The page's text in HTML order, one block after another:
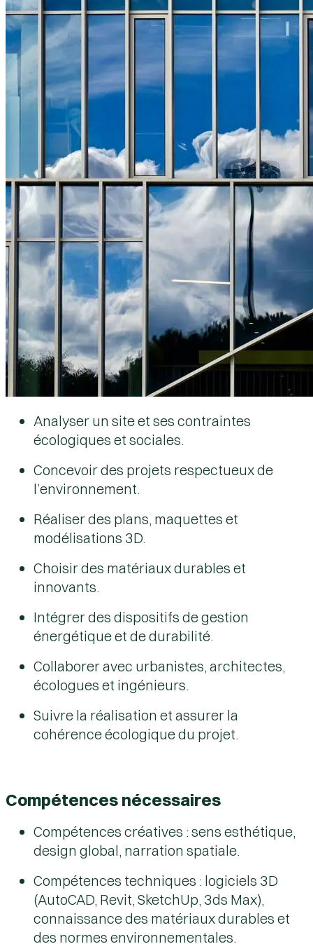
Analyser un site et ses contraintes
écologiques et sociales.
Concevoir des projets respectueux de
l’environnement.
Réaliser des plans, maquettes et
modélisations 3D.
Choisir des matériaux durables et
innovants.
Intégrer des dispositifs de gestion
énergétique et de durabilité.
Collaborer avec urbanistes, architectes,
écologues et ingénieurs.
Suivre la réalisation et assurer la
cohérence écologique du projet.
Compétences nécessaires
Compétences créatives : sens esthétique,
design global, narration spatiale.
Compétences techniques : logiciels 3D
(AutoCAD, Revit, SketchUp, 3ds Max),
connaissance des matériaux durables et
des normes environnementales.